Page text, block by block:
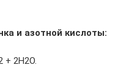
и азотной кислоты:
+ 2H2O.